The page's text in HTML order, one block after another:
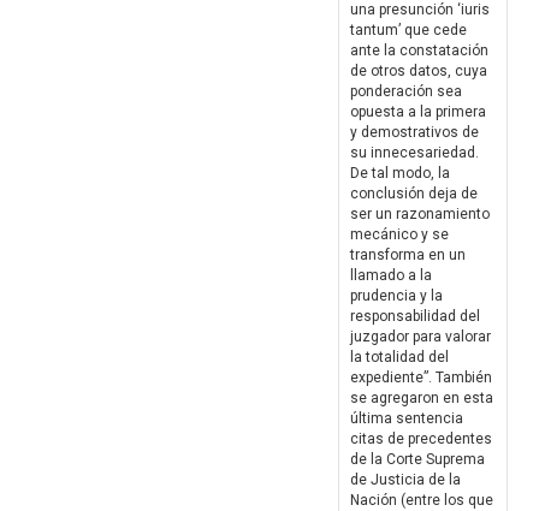
una presunción ‘iuris
tantum’ que cede
ante la constatación
de otros datos, cuya
ponderación sea
opuesta a la primera
y demostrativos de
su innecesariedad.
De tal modo, la
conclusión deja de
ser un razonamiento
mecánico y se
transforma en un
llamado a la
prudencia y la
responsabilidad del
juzgador para valorar
la totalidad del
expediente”. También
se agregaron en esta
última sentencia
citas de precedentes
de la Corte Suprema
de Justicia de la
Nación (entre los que